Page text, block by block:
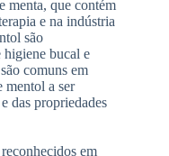
menta, que contém
e na indústria
são
higiene bucal e
comuns em
mentol a ser
das propriedades
em